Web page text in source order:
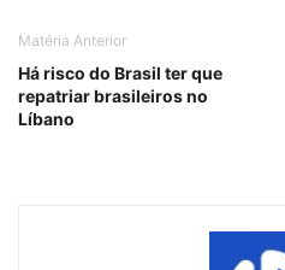
Matéria Anterior
Há risco do Brasil ter que
repatriar brasileiros no
Líbano